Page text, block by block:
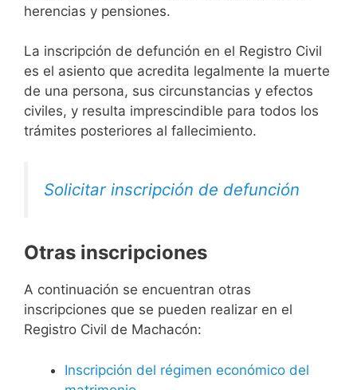
herencias y pensiones.
La inscripción de defunción en el Registro Civil
es el asiento que acredita legalmente la muerte
de una persona, sus circunstancias y efectos
civiles, y resulta imprescindible para todos los
trámites posteriores al fallecimiento.
Solicitar inscripción de defunción
Otras inscripciones
A continuación se encuentran otras
inscripciones que se pueden realizar en el
Registro Civil de Machacón:
Inscripción del régimen económico del